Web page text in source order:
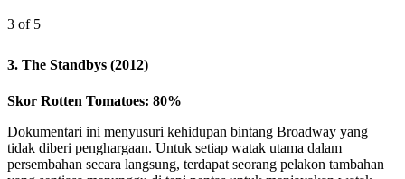
3 of 5
3. The Standbys (2012)
Skor Rotten Tomatoes: 80%
Dokumentari ini menyusuri kehidupan bintang Broadway yang
tidak diberi penghargaan. Untuk setiap watak utama dalam
persembahan secara langsung, terdapat seorang pelakon tambahan